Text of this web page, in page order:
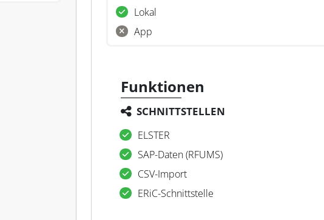
Lokal
App
Funktionen
SCHNITTSTELLEN
ELSTER
SAP-Daten (RFUMS)
CSV-Import
ERiC-Schnittstelle